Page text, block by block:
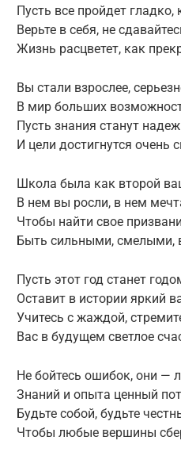
Пусть все пройдет гладко,
Верьте в себя, не
Жизнь расцветет, как
Вы стали взрослее,
В мир больших
Пусть знания станут
И цели достигнутся очень
Школа была как второй
В нем вы росли, в нем
Чтобы найти свое
Быть сильными, смелыми,
Пусть этот год станет
Оставит в истории яркий
Учитесь с жаждой,
Вас в будущем светлое
Не бойтесь ошибок, они —
Знаний и опыта ценный
Будьте собой, будьте
Чтобы любые вершины